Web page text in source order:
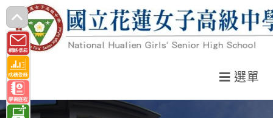
跳
轉
至
主
要
內
選單